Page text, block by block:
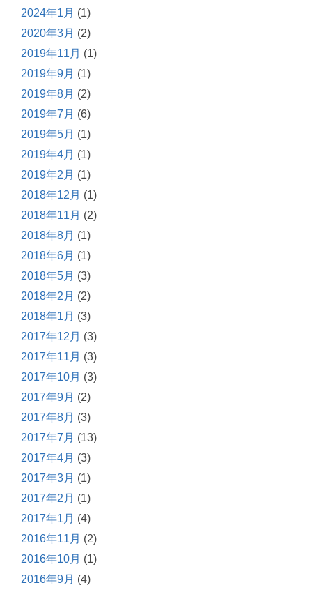
2024年1月 (1)
2020年3月 (2)
2019年11月 (1)
2019年9月 (1)
2019年8月 (2)
2019年7月 (6)
2019年5月 (1)
2019年4月 (1)
2019年2月 (1)
2018年12月 (1)
2018年11月 (2)
2018年8月 (1)
2018年6月 (1)
2018年5月 (3)
2018年2月 (2)
2018年1月 (3)
2017年12月 (3)
2017年11月 (3)
2017年10月 (3)
2017年9月 (2)
2017年8月 (3)
2017年7月 (13)
2017年4月 (3)
2017年3月 (1)
2017年2月 (1)
2017年1月 (4)
2016年11月 (2)
2016年10月 (1)
2016年9月 (4)